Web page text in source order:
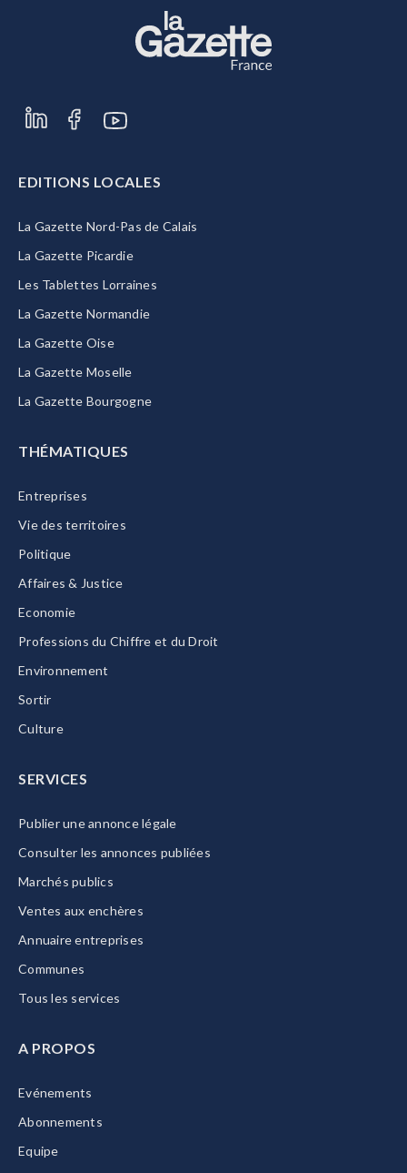
EDITIONS LOCALES
La Gazette Nord-Pas de Calais
La Gazette Picardie
Les Tablettes Lorraines
La Gazette Normandie
La Gazette Oise
La Gazette Moselle
La Gazette Bourgogne
THÉMATIQUES
Entreprises
Vie des territoires
Politique
Affaires & Justice
Economie
Professions du Chiffre et du Droit
Environnement
Sortir
Culture
SERVICES
Publier une annonce légale
Consulter les annonces publiées
Marchés publics
Ventes aux enchères
Annuaire entreprises
Communes
Tous les services
A PROPOS
Evénements
Abonnements
Equipe